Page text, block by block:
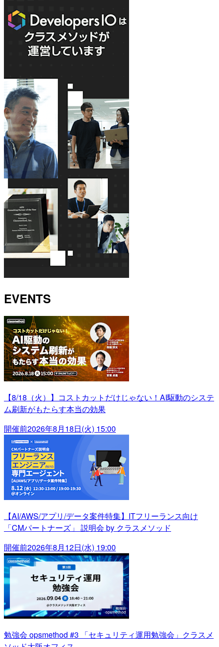
EVENTS
【8/18（火）】コストカットだけじゃない！AI駆動のシステ
ム刷新がもたらす本当の効果
開催前2026年8月18日(火) 15:00
【AI/AWS/アプリ/データ案件特集】ITフリーランス向け
「CMパートナーズ」 説明会 by クラスメソッド
開催前2026年8月12日(水) 19:00
勉強会 opsmethod #3 「セキュリティ運用勉強会」クラスメ